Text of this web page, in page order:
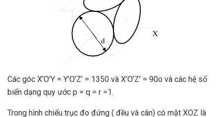
Các góc X’O’Y = Y’O’Z’ = 1350 và X’O’Z’ = 90o và các hệ số
biến dạng quy ước p = q = r =1.
Trong hình chiếu trục đo đứng ( đều và cân) có mặt XOZ là